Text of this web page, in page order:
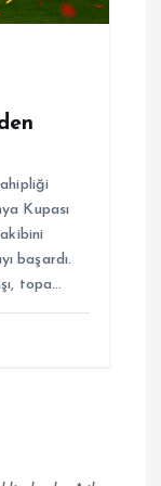
Kupası
başardı.
topa…